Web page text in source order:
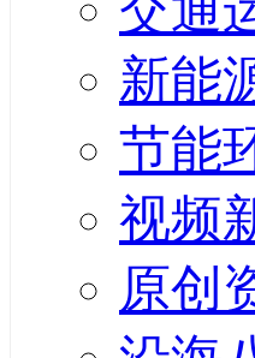
新能
节能
视频
原创